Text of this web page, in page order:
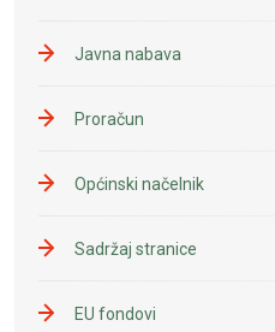
Javna nabava
Proračun
Općinski načelnik
Sadržaj stranice
EU fondovi